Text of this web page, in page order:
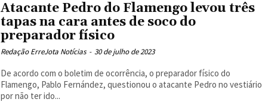
Atacante Pedro do Flamengo levou três
tapas na cara antes de soco do
preparador físico
Redação ErreJota Notícias - 30 de julho de 2023
De acordo com o boletim de ocorrência, o preparador físico do
Flamengo, Pablo Fernández, questionou o atacante Pedro no vestiário
por não ter ido...